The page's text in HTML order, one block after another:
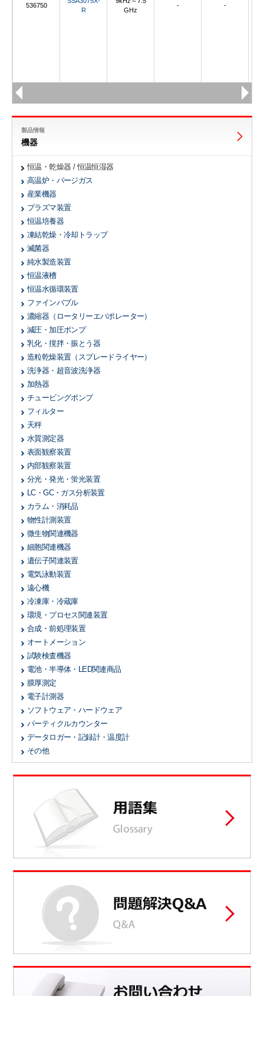
536750
R
GHz
- -
製品情報
機器
恒温・乾燥器 / 恒温恒湿器
高温炉・パージガス
産業機器
プラズマ装置
恒温培養器
凍結乾燥・冷却トラップ
滅菌器
純水製造装置
恒温液槽
恒温水循環装置
ファインバブル
濃縮器（ロータリーエバポレーター）
減圧・加圧ポンプ
乳化・撹拌・振とう器
造粒乾燥装置（スプレードライヤー）
洗浄器・超音波洗浄器
加熱器
チュービングポンプ
フィルター
天秤
水質測定器
表面観察装置
内部観察装置
分光・発光・蛍光装置
LC・GC・ガス分析装置
カラム・消耗品
物性計測装置
微生物関連機器
細胞関連機器
遺伝子関連装置
電気泳動装置
遠心機
冷凍庫・冷蔵庫
環境・プロセス関連装置
合成・前処理装置
オートメーション
試験検査機器
電池・半導体・LED関連商品
膜厚測定
電子計測器
ソフトウェア・ハードウェア
パーティクルカウンター
データロガー・記録計・温度計
その他